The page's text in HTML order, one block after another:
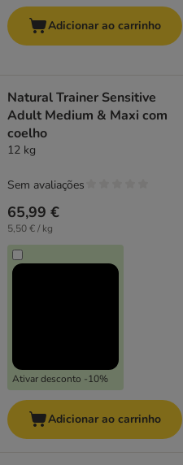
Adicionar ao carrinho
Natural Trainer Sensitive
Adult Medium & Maxi com
coelho
12 kg
65,99 €
5,50 € / kg
Ativar desconto -10%
Sem avaliações
Adicionar ao carrinho